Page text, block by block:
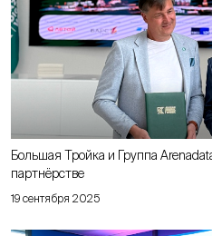
19 сентября 2025
Большая Тройка и Группа
партнёрстве